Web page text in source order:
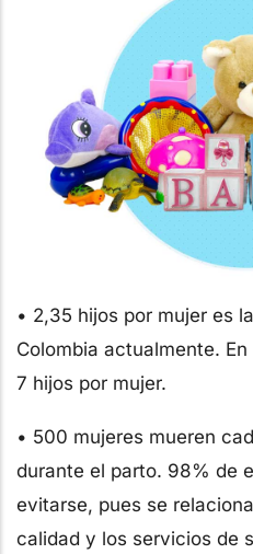
• 2,35 hijos por mujer es
Colombia actualmente.
7 hijos por mujer.
• 500 mujeres mueren
durante el parto. 98% de
evitarse, pues se
calidad y los servicios de